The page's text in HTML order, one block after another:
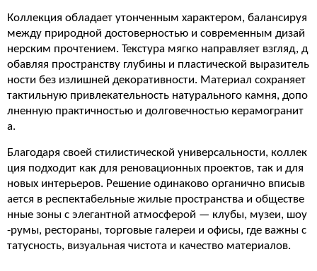
Коллекция обладает утонченным характером, балансируя
между природной достоверностью и современным дизай
нерским прочтением. Текстура мягко направляет взгляд, д
обавляя пространству глубины и пластической выразитель
ности без излишней декоративности. Материал сохраняет
тактильную привлекательность натурального камня, допо
лненную практичностью и долговечностью керамогранит
а.
Благодаря своей стилистической универсальности, коллек
ция подходит как для реновационных проектов, так и для
новых интерьеров. Решение одинаково органично вписыв
ается в респектабельные жилые пространства и обществе
нные зоны с элегантной атмосферой — клубы, музеи, шоу
-румы, рестораны, торговые галереи и офисы, где важны с
татусность, визуальная чистота и качество материалов.